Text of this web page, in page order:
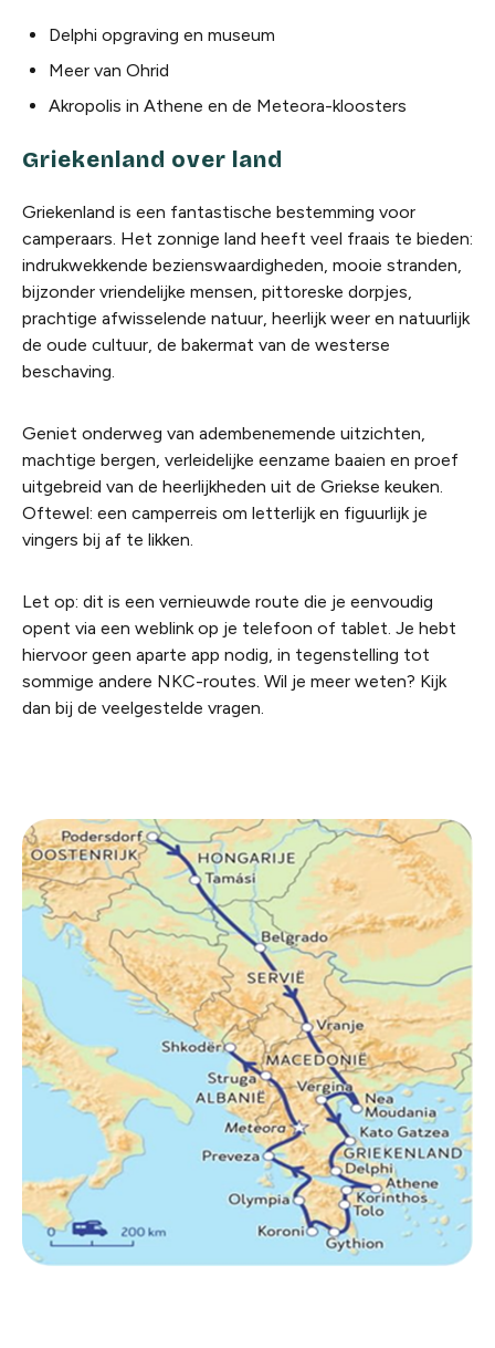
Delphi opgraving en museum
Meer van Ohrid
Akropolis in Athene en de Meteora-kloosters
Griekenland over land
Griekenland is een fantastische bestemming voor
camperaars. Het zonnige land heeft veel fraais te bieden:
indrukwekkende bezienswaardigheden, mooie stranden,
bijzonder vriendelijke mensen, pittoreske dorpjes,
prachtige afwisselende natuur, heerlijk weer en natuurlijk
de oude cultuur, de bakermat van de westerse
beschaving.
Geniet onderweg van adembenemende uitzichten,
machtige bergen, verleidelijke eenzame baaien en proef
uitgebreid van de heerlijkheden uit de Griekse keuken.
Oftewel: een camperreis om letterlijk en figuurlijk je
vingers bij af te likken.
Let op: dit is een vernieuwde route die je eenvoudig
opent via een weblink op je telefoon of tablet. Je hebt
hiervoor geen aparte app nodig, in tegenstelling tot
sommige andere NKC-routes. Wil je meer weten? Kijk
dan bij de veelgestelde vragen.